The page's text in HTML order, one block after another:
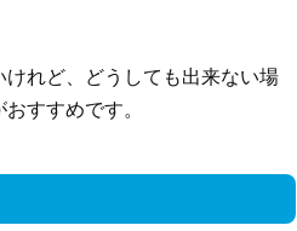
れど、どうしても出来ない場
すすめです。